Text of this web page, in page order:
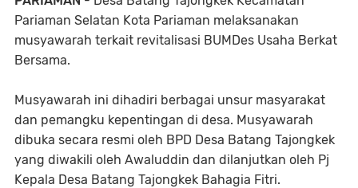
Pariaman Selatan Kota Pariaman melaksanakan
musyawarah terkait revitalisasi BUMDes Usaha Berkat
Bersama.
Musyawarah ini dihadiri berbagai unsur masyarakat
dan pemangku kepentingan di desa. Musyawarah
dibuka secara resmi oleh BPD Desa Batang Tajongkek
yang diwakili oleh Awaluddin dan dilanjutkan oleh Pj
Kepala Desa Batang Tajongkek Bahagia Fitri.